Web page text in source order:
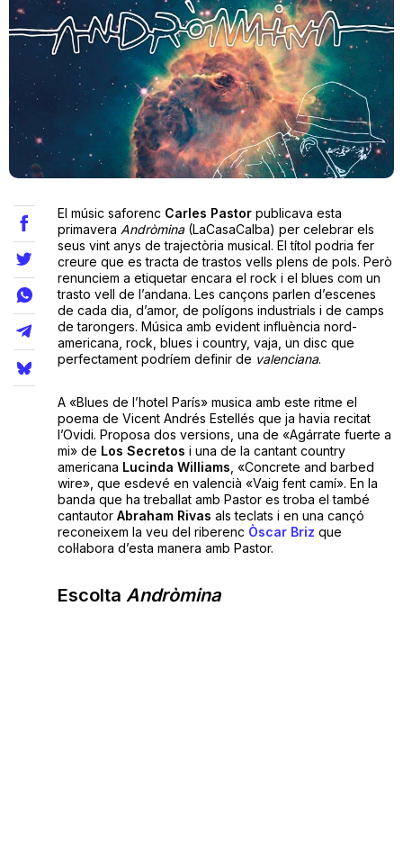
Teatre
Internet
Opinió
Llibres
La Llista
Llocs
El músic saforenc Carles Pastorpublicava esta
primavera Andròmina(LaCasaCalba) per celebrar els
seus vint anys de trajectòria musical. El títol podria fer
creure que es tracta de trastos vells plens de pols. Però
renunciem a etiquetar encara el rock i el blues com un
trasto vell de l’andana. Les cançons parlen d’escenes
de cada dia, d’amor, de polígons industrials i de camps
de tarongers. Música amb evident influència nord-
americana, rock, blues i country, vaja, un disc que
perfectament podríem definir de valenciana.
A «Blues de l’hotel París» musica amb este ritme el
poema de Vicent Andrés Estellés que ja havia recitat
l’Ovidi. Proposa dos versions, una de «Agárrate fuerte a
mi» de Los Secretos i una de la cantant country
americana Lucinda Williams , «Concrete and barbed
wire», que esdevé en valencià «Vaig fent camí». En la
banda que ha treballat amb Pastor es troba el també
cantautor Abraham Rivas als teclats i en una cançó
reconeixem la veu del riberenc Òscar Briz que
col·labora d’esta manera amb Pastor.
Escolta Andròmina